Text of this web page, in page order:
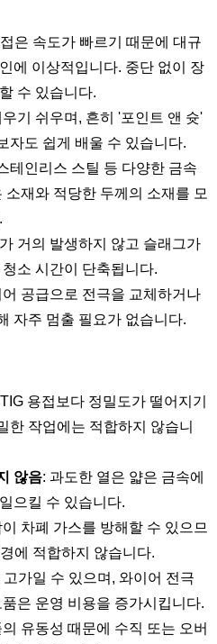
은 속도가 빠르기 때문에 대규
에 이상적입니다. 중단 없이 장
수 있습니다.
기 쉬우며, 흔히 '포인트 앤 슛'
자도 쉽게 배울 수 있습니다.
테인리스 스틸 등 다양한 금속
재와 적당한 두께의 소재를 모
거의 발생하지 않고 슬래그가
소 시간이 단축됩니다.
어 공급으로 전극을 교체하거나
자주 멈출 필요가 없습니다.
용접보다 정밀도가 떨어지기
한 작업에는 적합하지 않습니
않음: 과도한 열은 얇은 금속에
으킬 수 있습니다.
차폐 가스를 방해할 수 있으므
에 적합하지 않습니다.
고가일 수 있으며, 와이어 전극
은 운영 비용을 증가시킵니다.
유동성 때문에 수직 또는 오버